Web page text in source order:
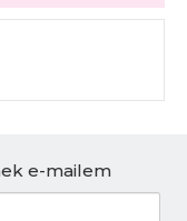
e-mailem